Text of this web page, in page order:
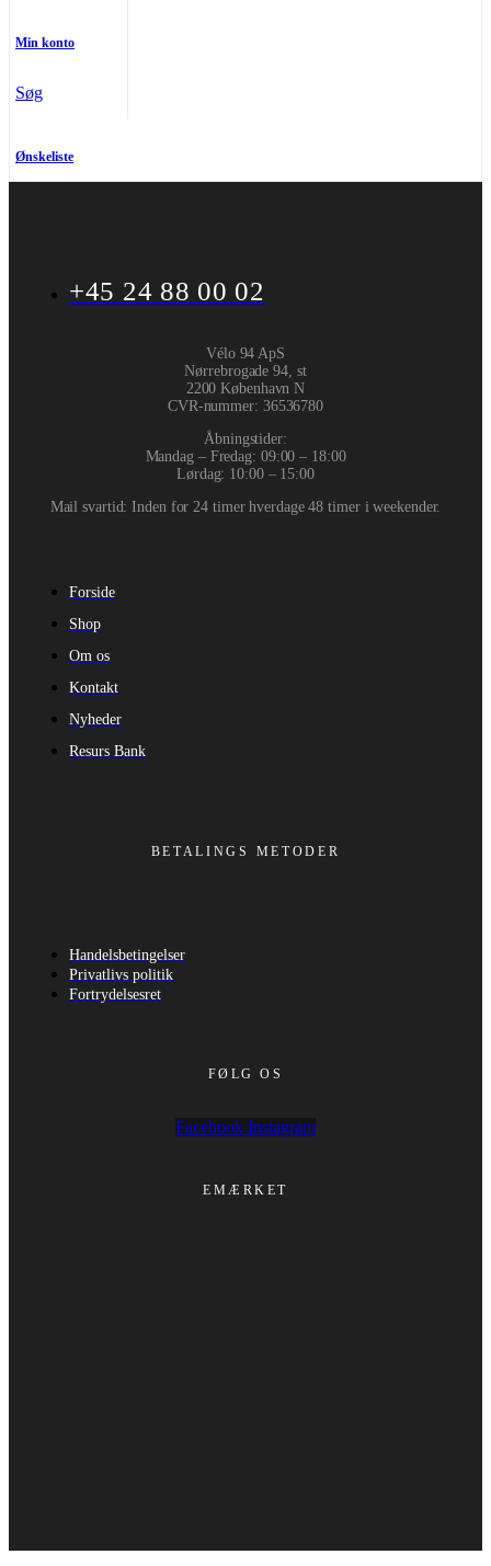
Min konto
Søg
Ønskeliste
+45 24 88 00 02
Vélo 94 ApS
Nørrebrogade 94, st
2200 København N
CVR-nummer: 36536780
Åbningstider:
Mandag – Fredag: 09:00 – 18:00
Lørdag: 10:00 – 15:00
Mail svartid: Inden for 24 timer hverdage 48 timer i weekender.
Forside
Shop
Om os
Kontakt
Nyheder
Resurs Bank
BETALINGS METODER
Handelsbetingelser
Privatlivs politik
Fortrydelsesret
FØLG OS
Facebook Instagram
EMÆRKET